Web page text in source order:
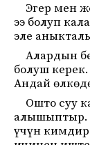
Эгер мен
ээ болуп
эле
Алардын
болуш
Андай
Ошто суу
алышыптыр.
үчүн